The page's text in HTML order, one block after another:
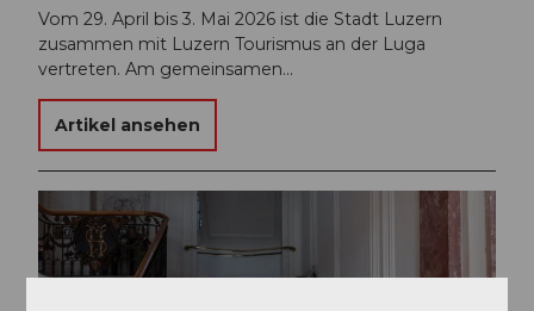
Vom 29. April bis 3. Mai 2026 ist die Stadt Luzern
zusammen mit Luzern Tourismus an der Luga
vertreten. Am gemeinsamen…
Artikel ansehen